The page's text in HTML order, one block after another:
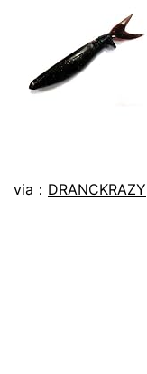
via： DRANCKRAZY